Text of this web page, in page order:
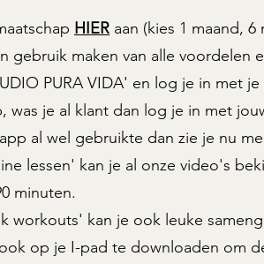
HIER aan (kies 1 maand, 6
gebruik maken van alle voordelen
PURA VIDA' en log je in met
was je al klant dan log je in met
al wel gebruikte dan zie je nu
lessen' kan je al onze video's
minuten.
workouts' kan je ook leuke
op je I-pad te downloaden om